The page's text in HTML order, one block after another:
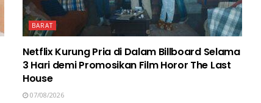
BARAT
Netflix Kurung Pria di Dalam Billboard Selama
3 Hari demi Promosikan Film Horor The Last
House
07/08/2026